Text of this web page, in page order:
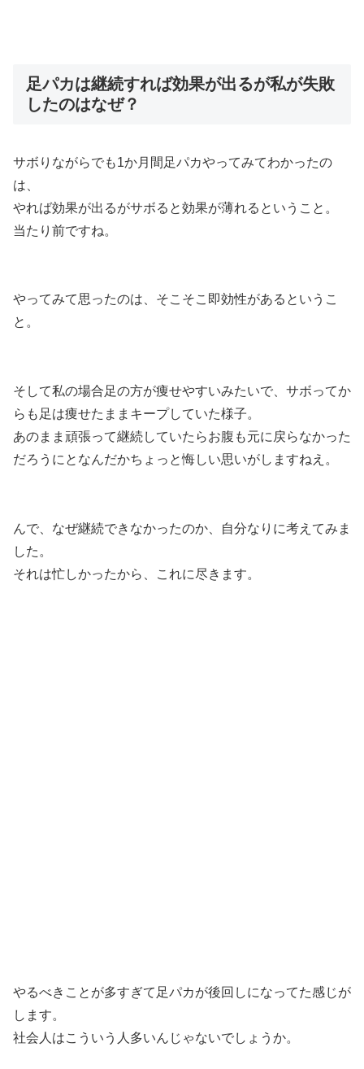
足パカは継続すれば効果が出るが私が失敗
したのはなぜ？
サボりながらでも1か月間足パカやってみてわかったの
は、
やれば効果が出るがサボると効果が薄れるということ。
当たり前ですね。
やってみて思ったのは、そこそこ 即効性がある というこ
と。
そして私の場合足の方が痩せやすいみたいで、サボってか
らも足は痩せたままキープしていた様子。
あのまま頑張って継続していたらお腹も元に戻らなかった
だろうにとなんだかちょっと悔しい思いがしますねえ。
んで、なぜ継続できなかったのか、自分なりに考えてみま
した。
それは忙しかったから、これに尽きます。
やるべきことが多すぎて足パカが後回しになってた感じが
します。
社会人はこういう人多いんじゃないでしょうか。